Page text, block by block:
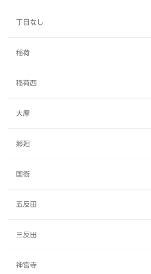
丁目なし
稲荷
稲荷西
大摩
郷廻
国衙
五反田
三反田
神宮寺